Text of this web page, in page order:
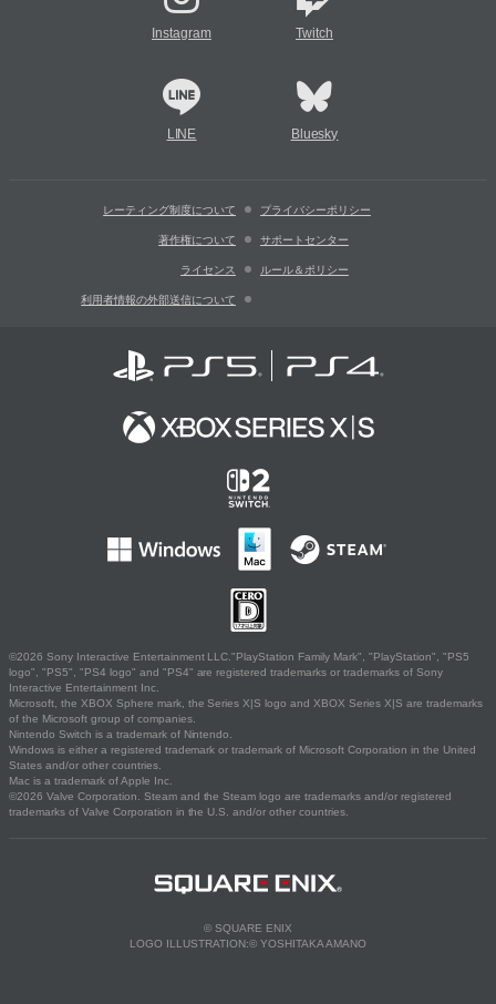
Instagram Twitch
LINE Bluesky
レーティング制度について プライバシーポリシー
著作権について サポートセンター
ライセンス ルール＆ポリシー
利用者情報の外部送信について
©2026 Sony Interactive Entertainment LLC."PlayStation Family Mark", "PlayStation", "PS5
logo", "PS5", "PS4 logo" and "PS4" are registered trademarks or trademarks of Sony
Interactive Entertainment Inc.
Microsoft, the XBOX Sphere mark, the Series X|S logo and XBOX Series X|S are trademarks
of the Microsoft group of companies.
Nintendo Switch is a trademark of Nintendo.
Windows is either a registered trademark or trademark of Microsoft Corporation in the United
States and/or other countries.
Mac is a trademark of Apple Inc.
©2026 Valve Corporation. Steam and the Steam logo are trademarks and/or registered
trademarks of Valve Corporation in the U.S. and/or other countries.
© SQUARE ENIX
LOGO ILLUSTRATION:© YOSHITAKA AMANO